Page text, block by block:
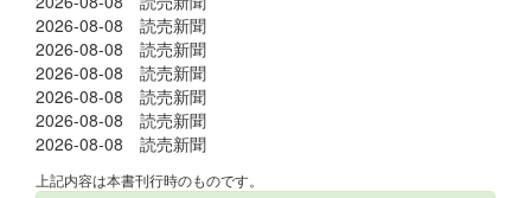
2026-08-08 読売新聞
2026-08-08 読売新聞
2026-08-08 読売新聞
2026-08-08 読売新聞
2026-08-08 読売新聞
2026-08-08 読売新聞
上記内容は本書刊行時のものです。